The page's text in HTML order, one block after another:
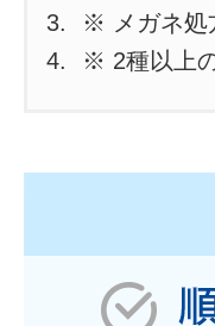
※ メガネ処
※ 2種以上